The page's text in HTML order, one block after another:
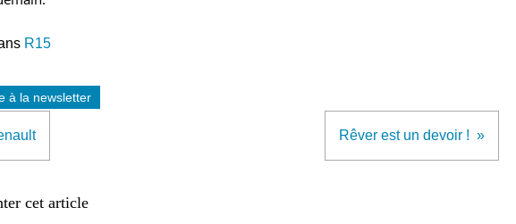
R15
à la newsletter
Rêver est un devoir !
cet article